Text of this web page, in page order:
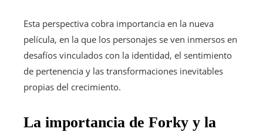
Esta perspectiva cobra importancia en la nueva
película, en la que los personajes se ven inmersos en
desafíos vinculados con la identidad, el sentimiento
de pertenencia y las transformaciones inevitables
propias del crecimiento.
La importancia de Forky y la